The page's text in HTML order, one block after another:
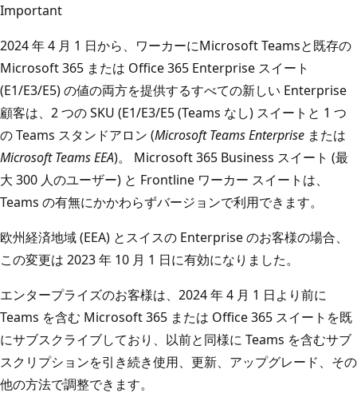
Important
2024 年 4 月 1 日から、ワーカーにMicrosoft Teamsと既存の
Microsoft 365 または Office 365 Enterprise スイート
(E1/E3/E5) の値の両方を提供するすべての新しい Enterprise
顧客は、2 つの SKU (E1/E3/E5 (Teams なし) スイートと 1 つ
の Teams スタンドアロン (Microsoft Teams Enterprise または
Microsoft Teams EEA)。 Microsoft 365 Business スイート (最
大 300 人のユーザー) と Frontline ワーカー スイートは、
Teams の有無にかかわらずバージョンで利用できます。
欧州経済地域 (EEA) とスイスの Enterprise のお客様の場合、
この変更は 2023 年 10 月 1 日に有効になりました。
エンタープライズのお客様は、2024 年 4 月 1 日より前に
Teams を含む Microsoft 365 または Office 365 スイートを既
にサブスクライブしており、以前と同様に Teams を含むサブ
スクリプションを引き続き使用、更新、アップグレード、その
他の方法で調整できます。